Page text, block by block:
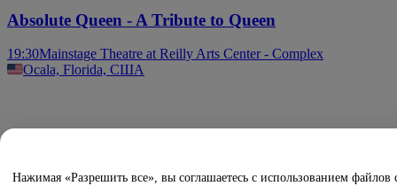
Absolute Queen - A Tribute to Queen
19:30Mainstage Theatre at Reilly Arts Center - Complex
Ocala, Florida, США
Нажимая «Разрешить все», вы соглашаетесь с использованием файлов